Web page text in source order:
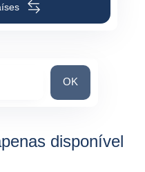
Pesquisar um
OK
disponível